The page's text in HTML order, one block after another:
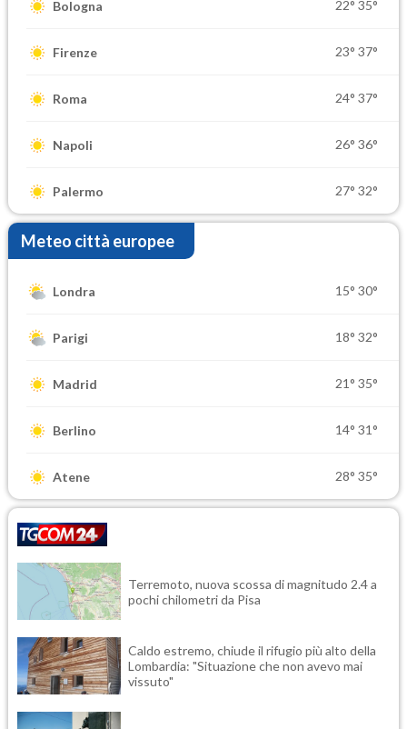
Bologna 22° 35°
Firenze 23° 37°
Roma 24° 37°
Napoli 26° 36°
Palermo 27° 32°
Meteo città europee
Londra 15° 30°
Parigi 18° 32°
Madrid 21° 35°
Berlino 14° 31°
Atene 28° 35°
Terremoto, nuova scossa di magnitudo 2.4 a
pochi chilometri da Pisa
Caldo estremo, chiude il rifugio più alto della
Lombardia: "Situazione che non avevo mai
vissuto"